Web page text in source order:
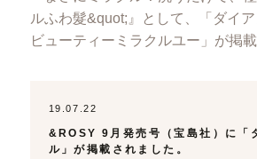
ルふわ髮&quot;』として、「ダイ
ビューティーミラクルユー」が掲載
19.07.22
&ROSY 9月発売号（宝島社）に「
ル」が掲載されました。